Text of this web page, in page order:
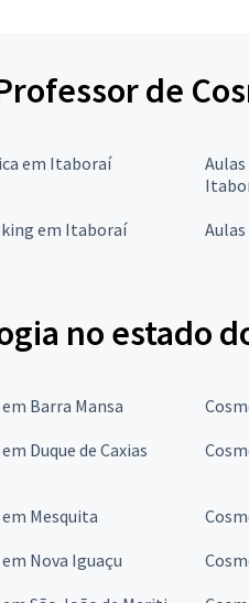
de
em Itaboraí
em Itaboraí
no estado
Barra Mansa
Duque de Caxias
Mesquita
Nova Iguaçu